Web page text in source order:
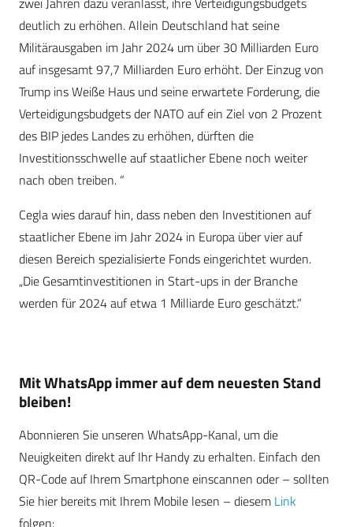
deutlich zu erhöhen. Allein Deutschland hat seine
Militärausgaben im Jahr 2024 um über 30 Milliarden Euro
auf insgesamt 97,7 Milliarden Euro erhöht. Der Einzug von
Trump ins Weiße Haus und seine erwartete Forderung, die
Verteidigungsbudgets der NATO auf ein Ziel von 2 Prozent
des BIP jedes Landes zu erhöhen, dürften die
Investitionsschwelle auf staatlicher Ebene noch weiter
nach oben treiben. “
Cegla wies darauf hin, dass neben den Investitionen auf
staatlicher Ebene im Jahr 2024 in Europa über vier auf
diesen Bereich spezialisierte Fonds eingerichtet wurden.
„Die Gesamtinvestitionen in Start-ups in der Branche
werden für 2024 auf etwa 1 Milliarde Euro geschätzt.“
Mit WhatsApp immer auf dem neuesten Stand
bleiben!
Abonnieren Sie unseren WhatsApp-Kanal, um die
Neuigkeiten direkt auf Ihr Handy zu erhalten. Einfach den
QR-Code auf Ihrem Smartphone einscannen oder – sollten
Sie hier bereits mit Ihrem Mobile lesen – diesem Link